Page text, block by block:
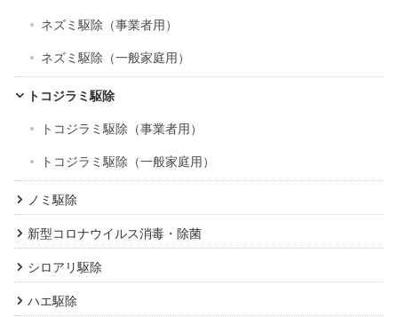
ネズミ駆除（事業者用）
ネズミ駆除（一般家庭用）
トコジラミ駆除
トコジラミ駆除（事業者用）
トコジラミ駆除（一般家庭用）
ノミ駆除
新型コロナウイルス消毒・除菌
シロアリ駆除
ハエ駆除